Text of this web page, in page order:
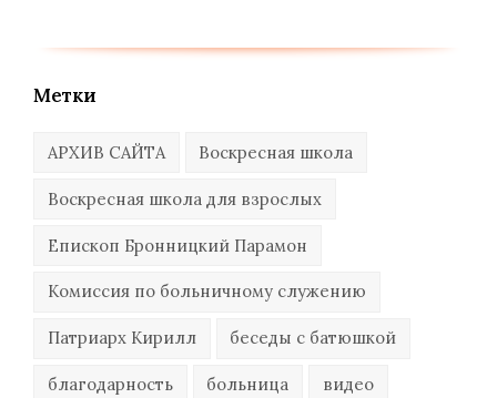
Метки
АРХИВ САЙТА Воскресная школа
Воскресная школа для взрослых
Епископ Бронницкий Парамон
Комиссия по больничному служению
Патриарх Кирилл беседы с батюшкой
благодарность больница видео